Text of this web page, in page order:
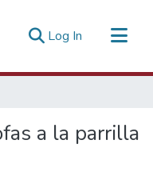
Log In (current)
a la parrilla